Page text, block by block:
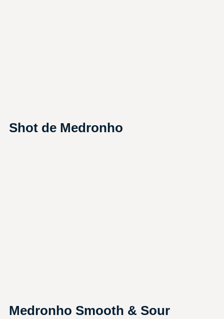
Shot de Medronho
Medronho Smooth & Sour